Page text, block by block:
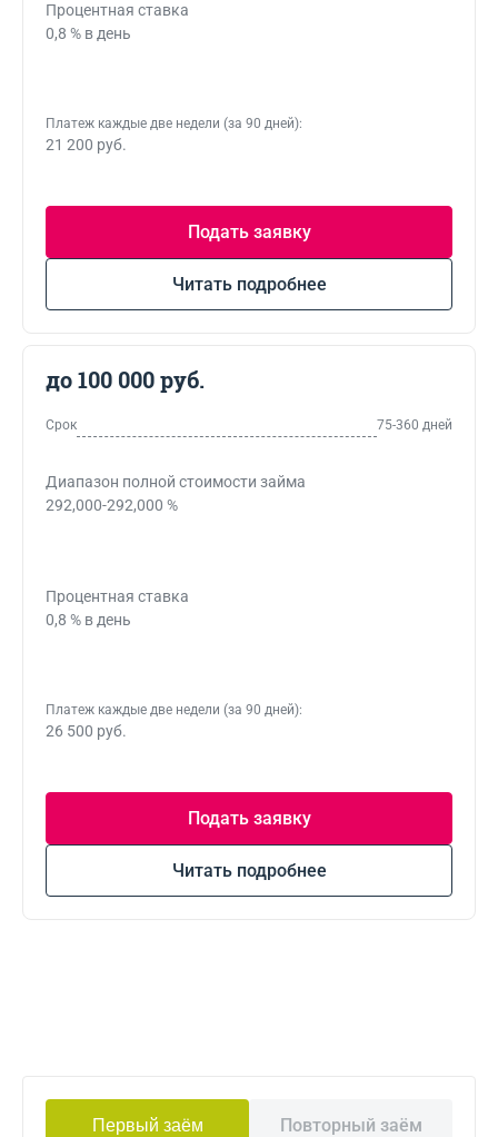
Процентная ставка
0,8 % в день
Платеж каждые две недели (за 90 дней):
21 200 руб.
Подать заявку
Читать подробнее
до 100 000 руб.
Срок 75-360 дней
Диапазон полной стоимости займа
292,000-292,000 %
Процентная ставка
0,8 % в день
Платеж каждые две недели (за 90 дней):
26 500 руб.
Подать заявку
Читать подробнее
Первый заём Повторный заём